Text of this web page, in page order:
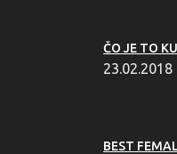
ČO JE TO
23.02.2018
BEST